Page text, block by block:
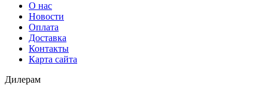
О нас
Новости
Оплата
Доставка
Контакты
Карта сайта
Дилерам